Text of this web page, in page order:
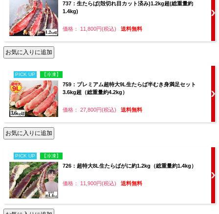
737：生たらば(殻切れ目カット済み)1.2kg超(総重量約
1.4kg)
価格： 11,800円(税込) 送料無料
PICK UP 【冷凍】
759：プレミアム超特大9L生たらば半むき身満足セット
3.6kg超（総重量約4.2kg）
価格： 27,800円(税込) 送料無料
PICK UP 【冷凍】
726：超特大8L生たらばがに約1.2kg（総重量約1.4kg）
価格： 11,900円(税込) 送料無料